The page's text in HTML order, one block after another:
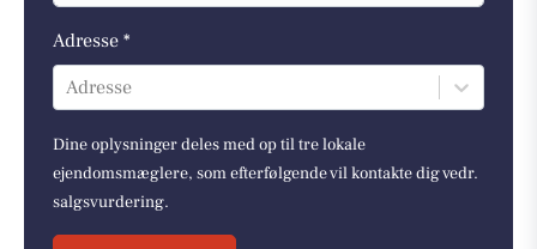
Adresse *
Adresse
Dine oplysninger deles med op til tre lokale
ejendomsmæglere, som efterfølgende vil kontakte dig vedr.
salgsvurdering.